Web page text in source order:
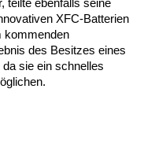
teilte ebenfalls seine
XFC-Batterien
kommenden
des Besitzes eines
sie ein schnelles